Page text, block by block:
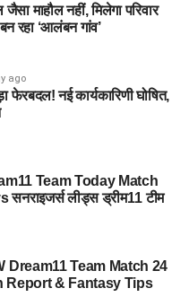
संस्थागत जीवन की जगह उन्हें
सामाजिक वातावरण मिल
और सामाजिक विकास में
माहौल नहीं, मिलेगा परिवार
रहा ‘आलंबन गांव’
ago
फेरबदल! नई कार्यकारिणी घोषित,
Team Today Match
सनराइजर्स लीड्स ड्रीम11 टीम
Dream11 Team Match 24
Report & Fantasy Tips